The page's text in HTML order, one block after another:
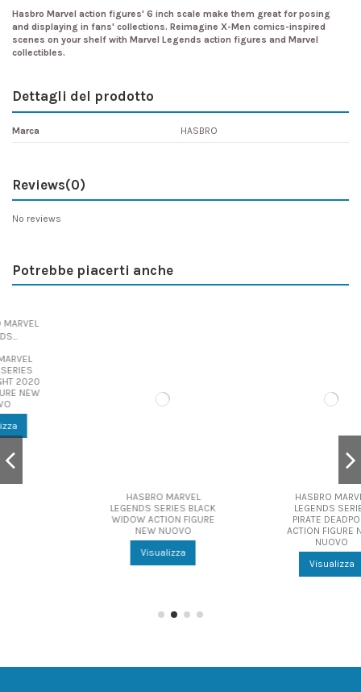
Hasbro Marvel action figures' 6 inch scale make them great for posing
and displaying in fans' collections. Reimagine X-Men comics-inspired
scenes on your shelf with Marvel Legends action figures and Marvel
collectibles.
Dettagli del prodotto
Marca HASBRO
Reviews(0)
No reviews
Potrebbe piacerti anche
HASBRO MARVEL
LEGENDS SERIES BLACK
WIDOW ACTION FIGURE
HASBRO MARVEL
LEGENDS SERIES
PIRATE DEADPOOL
ACTION FIGURE NEW